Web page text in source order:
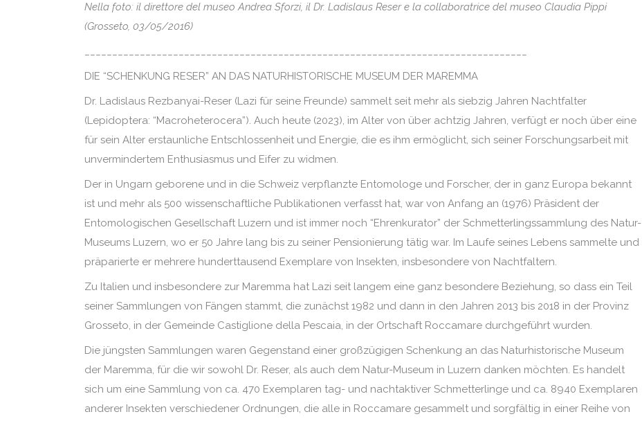
Nella foto: il direttore del museo Andrea Sforzi, il Dr. Ladislaus Reser e la collaboratrice del museo Claudia Pippi
(Grosseto, 03/05/2016)
DIE “SCHENKUNG RESER” AN DAS NATURHISTORISCHE MUSEUM DER MAREMMA
Dr. Ladislaus Rezbanyai-Reser (Lazi für seine Freunde) sammelt seit mehr als siebzig Jahren Nachtfalter
(Lepidoptera: “Macroheterocera”). Auch heute (2023), im Alter von über achtzig Jahren, verfügt er noch über eine
für sein Alter erstaunliche Entschlossenheit und Energie, die es ihm ermöglicht, sich seiner Forschungsarbeit mit
unvermindertem Enthusiasmus und Eifer zu widmen.
Der in Ungarn geborene und in die Schweiz verpflanzte Entomologe und Forscher, der in ganz Europa bekannt
ist und mehr als 500 wissenschaftliche Publikationen verfasst hat, war von Anfang an (1976) Präsident der
Entomologischen Gesellschaft Luzern und ist immer noch “Ehrenkurator” der Schmetterlingssammlung des Natur-
Museums Luzern, wo er 50 Jahre lang bis zu seiner Pensionierung tätig war. Im Laufe seines Lebens sammelte und
präparierte er mehrere hunderttausend Exemplare von Insekten, insbesondere von Nachtfaltern.
Zu Italien und insbesondere zur Maremma hat Lazi seit langem eine ganz besondere Beziehung, so dass ein Teil
seiner Sammlungen von Fängen stammt, die zunächst 1982 und dann in den Jahren 2013 bis 2018 in der Provinz
Grosseto, in der Gemeinde Castiglione della Pescaia, in der Ortschaft Roccamare durchgeführt wurden.
Die jüngsten Sammlungen waren Gegenstand einer großzügigen Schenkung an das Naturhistorische Museum
der Maremma, für die wir sowohl Dr. Reser, als auch dem Natur-Museum in Luzern danken möchten. Es handelt
sich um eine Sammlung von ca. 470 Exemplaren tag- und nachtaktiver Schmetterlinge und ca. 8940 Exemplaren
anderer Insekten verschiedener Ordnungen, die alle in Roccamare gesammelt und sorgfältig in einer Reihe von